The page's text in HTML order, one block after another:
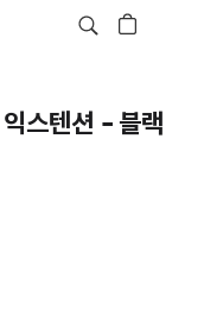
스텐션 - 블랙